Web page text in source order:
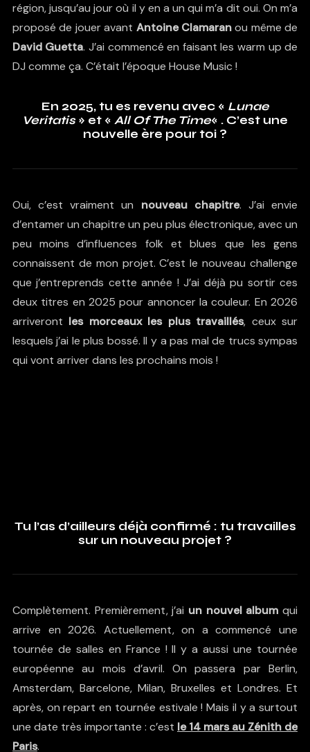
région, jusqu’au jour où il y en a un qui m’a dit oui. On m’a
proposé de jouer avant Antoine Clamaranou même de
David Guetta. J’ai commencé en faisant les warm up de
DJ comme ça. C’était l’époque House Music !
En 2025, tu es revenu avec « Lunae
Veritatis» et « All Of The Time« . C’est une
nouvelle ère pour toi ?
Oui, c’est vraiment un nouveau chapitre. J’ai envie
d’entamer un chapitre un peu plus électronique, avec un
peu moins d’influences folk et blues que les gens
connaissent de mon projet. C’est le nouveau challenge
que j’entreprends cette année ! J’ai déjà pu sortir ces
deux titres en 2025 pour annoncer la couleur. En 2026
arriveront les morceaux les plus travaillés, ceux sur
lesquels j’ai le plus bossé. Il y a pas mal de trucs sympas
qui vont arriver dans les prochains mois !
Tu l’as d’ailleurs déjà confirmé : tu travailles
sur un nouveau projet ?
Complètement. Premièrement, j’ai un nouvel album qui
arrive en 2026. Actuellement, on a commencé une
tournée de salles en France ! Il y a aussi une tournée
européenne au mois d’avril. On passera par Berlin,
Amsterdam, Barcelone, Milan, Bruxelles et Londres. Et
après, on repart en tournée estivale ! Mais il y a surtout
une date très importante : c’est le 14 mars au Zénith de
Paris.